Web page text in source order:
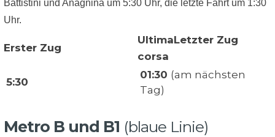
Battistini und Anagnina um 5:30 Uhr, die letzte Fahrt um 1:30
Uhr.
Erster Zug
UltimaLetzter Zug
corsa
5:30
01:30 (am nächsten
Tag)
Metro B und B1 (blaue Linie)